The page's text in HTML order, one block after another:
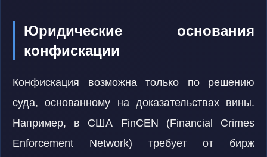
Юридические основания
конфискации
Конфискация возможна только по решению
суда, основанному на доказательствах вины.
Например, в США FinCEN (Financial Crimes
Enforcement Network) требует от бирж